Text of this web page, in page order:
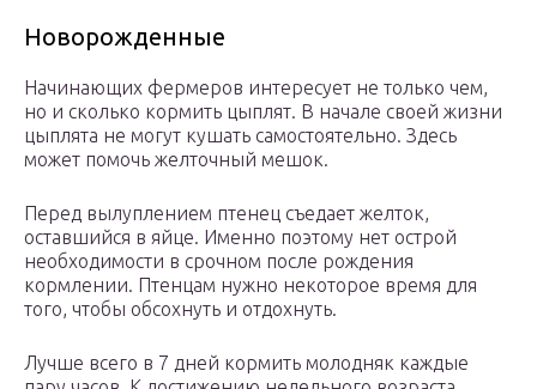
Новорожденные
Начинающих фермеров интересует не только чем,
но и сколько кормить цыплят. В начале своей жизни
цыплята не могут кушать самостоятельно. Здесь
может помочь желточный мешок.
Перед вылуплением птенец съедает желток,
оставшийся в яйце. Именно поэтому нет острой
необходимости в срочном после рождения
кормлении. Птенцам нужно некоторое время для
того, чтобы обсохнуть и отдохнуть.
Лучше всего в 7 дней кормить молодняк каждые